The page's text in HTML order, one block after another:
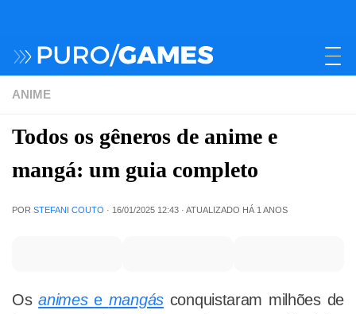
ANIME
Todos os gêneros de anime e
mangá: um guia completo
POR STEFANI COUTO · 16/01/2025 12:43 · ATUALIZADO HÁ 1 ANOS
Osanimese mangás conquistaram milhões de